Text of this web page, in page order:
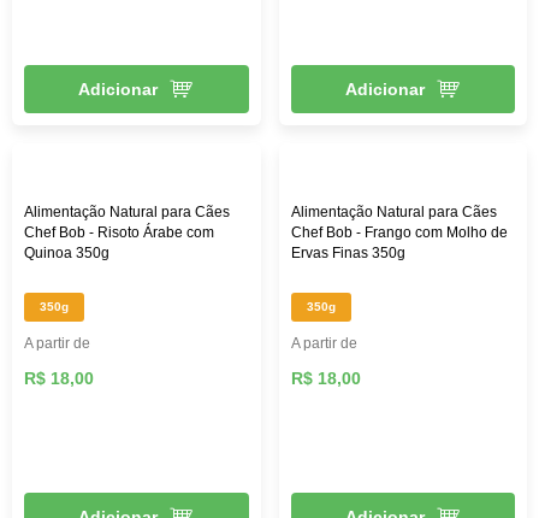
Adicionar Adicionar
Alimentação Natural para Cães
Chef Bob - Risoto Árabe com
Quinoa 350g
350g
A partir de
R$ 18,00
Alimentação Natural para Cães
Chef Bob - Frango com Molho de
Ervas Finas 350g
350g
A partir de
R$ 18,00